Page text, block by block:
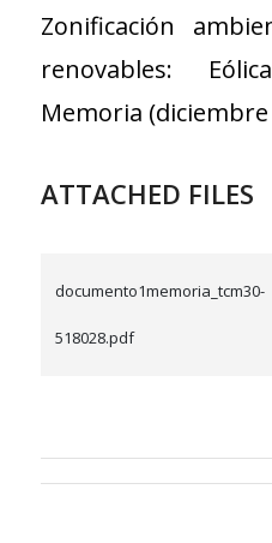
Zonificación
renovables:
Memoria (diciembre
ATTACHED FILES
documento1memoria_tcm30-
518028.pdf